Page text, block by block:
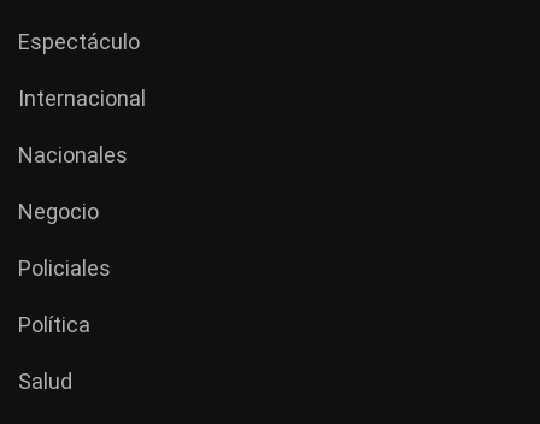
Espectáculo
Internacional
Nacionales
Negocio
Policiales
Política
Salud